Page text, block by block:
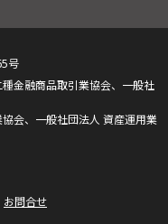
号
金融商品取引業協会、一般社
会、一般社団法人 資産運用業
お問合せ